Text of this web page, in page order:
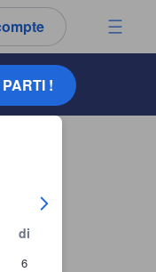
naviguer entre les
di
6
!
sont authentiques.